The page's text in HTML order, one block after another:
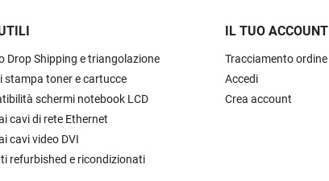
Drop Shipping e triangolazione
stampa toner e cartucce
schermi notebook LCD
cavi di rete Ethernet
cavi video DVI
refurbished e ricondizionati
IL TUO ACCOUNT
Tracciamento ordine
Accedi
Crea account